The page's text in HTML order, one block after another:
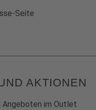
Seite
AKTIONEN
Angeboten im Outlet